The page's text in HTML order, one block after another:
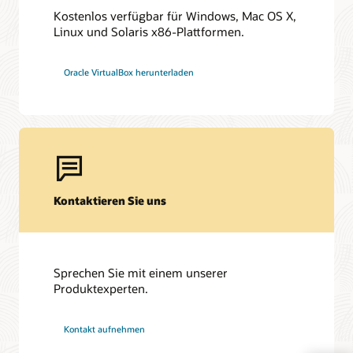
Oracle VirtualBox – Übersicht (PDF)
Oracle Linux KVM (PDF)
Kostenlos verfügbar für Windows, Mac OS X,
Linux und Solaris x86-Plattformen.
Oracle VirtualBox herunterladen
Kontaktieren Sie uns
Sprechen Sie mit einem unserer
Produktexperten.
Kontakt aufnehmen